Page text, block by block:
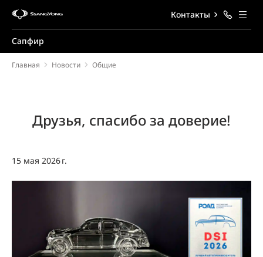
Сапфир
Контакты
Главная Новости Общие
Друзья, спасибо за доверие!
15 мая 2026 г.